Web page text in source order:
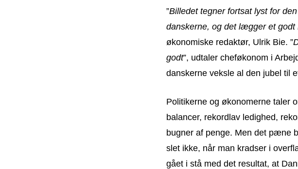
”Billedet tegner fortsat lyst for
danskerne, og det lægger et godt
økonomiske redaktør, Ulrik Bie. ”
godt”, udtaler cheføkonom i
danskerne veksle al den jubel til
Politikerne og økonomerne taler
balancer, rekordlav ledighed,
bugner af penge. Men det pæne
slet ikke, når man kradser i
gået i stå med det resultat, at